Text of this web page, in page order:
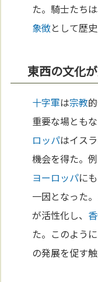
た。騎士たち
象徴として歴
東西の文化
十字軍は宗教
重要な場ともな
ロッパはイス
機会を得た。例
ヨーロッパに
一因となった。
が活性化し、
た。このように
の発展を促す